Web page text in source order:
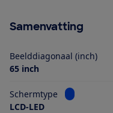
Samenvatting
Beelddiagonaal (inch)
65 inch
Schermtype
Bekijk
LCD-LED